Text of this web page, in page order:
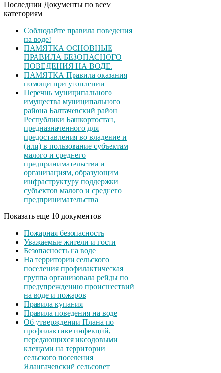
Последнии Документы по всем
категориям
Соблюдайте правила поведения
на воде!
ПАМЯТКА ОСНОВНЫЕ
ПРАВИЛА БЕЗОПАСНОГО
ПОВЕДЕНИЯ НА ВОДЕ.
ПАМЯТКА Правила оказания
помощи при утоплении
Перечнь муниципального
имущества муниципального
района Балтачевский район
Республики Башкортостан,
предназначенного для
предоставления во владение и
(или) в пользование субъектам
малого и среднего
предпринимательства и
организациям, образующим
инфраструктуру поддержки
субъектов малого и среднего
предпринимательства
Показать еще 10 документов
Пожарная безопасность
Уважаемые жители и гости
Безопасность на воде
На территории сельского
поселения профилактическая
группа организовала рейды по
предупреждению происшествий
на воде и пожаров
Правила купания
Правила поведения на воде
Об утверждении Плана по
профилактике инфекций,
передающихся иксодовыми
клещами на территории
сельского поселения
Ялангачевский сельсовет